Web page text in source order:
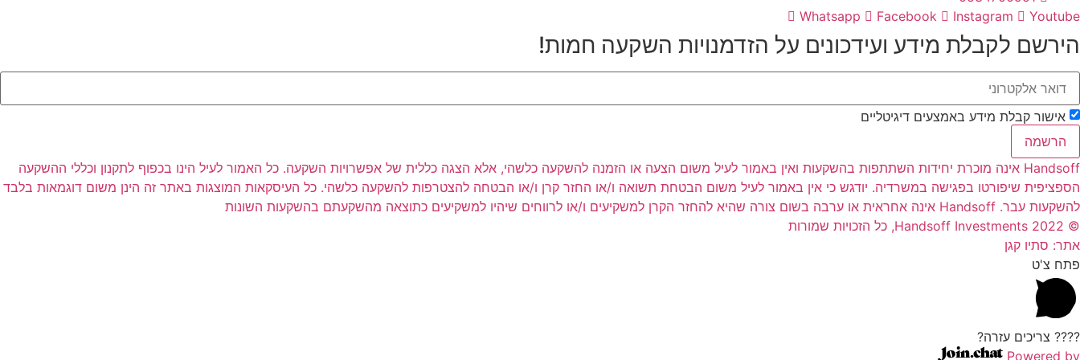
Whatsapp
Facebook Instagram Youtube
הירשם לקבלת מידע ועידכונים על הזדמנויות השקעה חמות!
אישור קבלת מידע באמצעים דיגיטליים
הרשמה
Handsoff אינה מוכרת יחידות השתתפות בהשקעות ואין באמור לעיל משום הצעה או הזמנה להשקעה כלשהי, אלא הצגה כללית של אפשרויות השקעה. כל האמור לעיל הינו בכפוף לתקנון וכללי ההשקעה
הספציפית שיפורטו בפגישה במשרדיה. יודגש כי אין באמור לעיל משום הבטחת תשואה ו/או החזר קרן ו/או הבטחה להצטרפות להשקעה כלשהי. כל העיסקאות המוצגות באתר זה הינן משום דוגמאות בלבד
להשקעות עבר. Handsoff אינה אחראית או ערבה בשום צורה שהיא להחזר הקרן למשקיעים ו/או לרווחים שיהיו למשקיעים כתוצאה מהשקעתם בהשקעות השונות
© 2022 Handsoff Investments, כל הזכויות שמורות
אתר: סתיו קגן
פתח צ'ט
???? צריכים עזרה?
Powered by